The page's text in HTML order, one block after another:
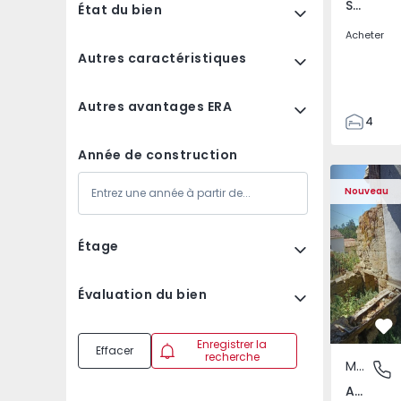
État du bien
Autres caractéristiques
Autres avantages ERA
Année de construction
Étage
Évaluation du bien
Effacer
Enregistrer la
recherche
Santa Clara e Castelo Viegas, Coimbra
Acheter
4
150
165
88
1
Nouveau
Maison T2 com
Maison
Abrunhosa do Mato, Mangualde